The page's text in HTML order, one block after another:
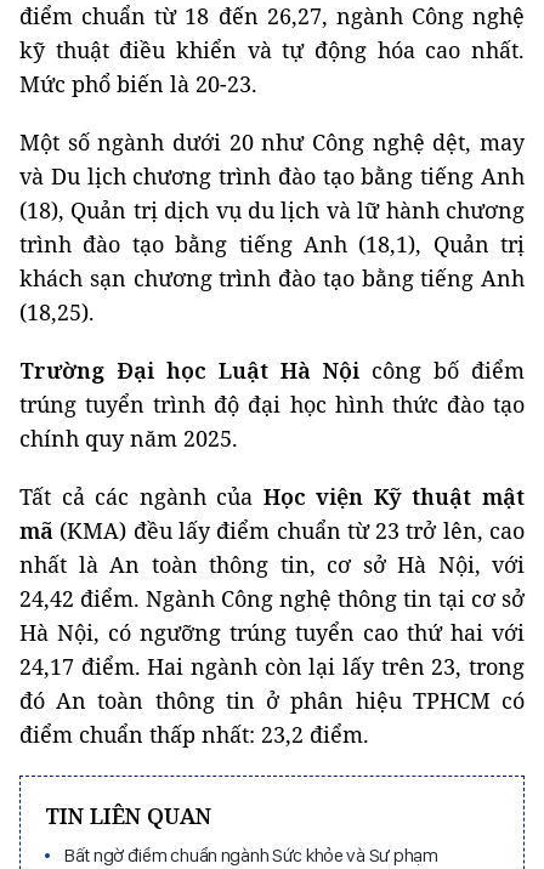
điểm chuẩn từ 18 đến 26,27, ngành Công nghệ
kỹ thuật điều khiển và tự động hóa cao nhất.
Mức phổ biến là 20-23.
Một số ngành dưới 20 như Công nghệ dệt, may
và Du lịch chương trình đào tạo bằng tiếng Anh
(18), Quản trị dịch vụ du lịch và lữ hành chương
trình đào tạo bằng tiếng Anh (18,1), Quản trị
khách sạn chương trình đào tạo bằng tiếng Anh
(18,25).
Trường Đại học Luật Hà Nội công bố điểm
trúng tuyển trình độ đại học hình thức đào tạo
chính quy năm 2025.
Tất cả các ngành của Học viện Kỹ thuật mật
mã (KMA) đều lấy điểm chuẩn từ 23 trở lên, cao
nhất là An toàn thông tin, cơ sở Hà Nội, với
24,42 điểm. Ngành Công nghệ thông tin tại cơ sở
Hà Nội, có ngưỡng trúng tuyển cao thứ hai với
24,17 điểm. Hai ngành còn lại lấy trên 23, trong
đó An toàn thông tin ở phân hiệu TPHCM có
điểm chuẩn thấp nhất: 23,2 điểm.
TIN LIÊN QUAN
Bất ngờ điểm chuẩn ngành Sức khỏe và Sư phạm